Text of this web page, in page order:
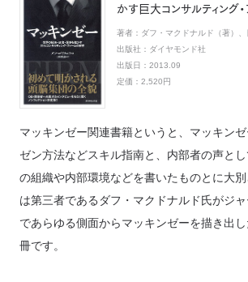
かす巨大コンサルティング
著者： ダフ・マクドナルド（著）、
出版社： ダイヤモンド社
出版日： 2013.09
定価： 2,520円
マッキンゼー関連書籍というと、マッキン
ゼン方法などスキル指南と、内部者の声と
の組織や内部環境などを書いたものとに大
は第三者であるダフ・マクドナルド氏がジ
であらゆる側面からマッキンゼーを描き出
冊です。